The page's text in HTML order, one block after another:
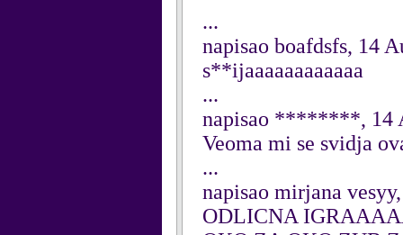
...
napisao boafdsfs, 14
s**ijaaaaaaaaaaaa
...
napisao ********, 14
Veoma mi se svidja
...
napisao mirjana
ODLICNA